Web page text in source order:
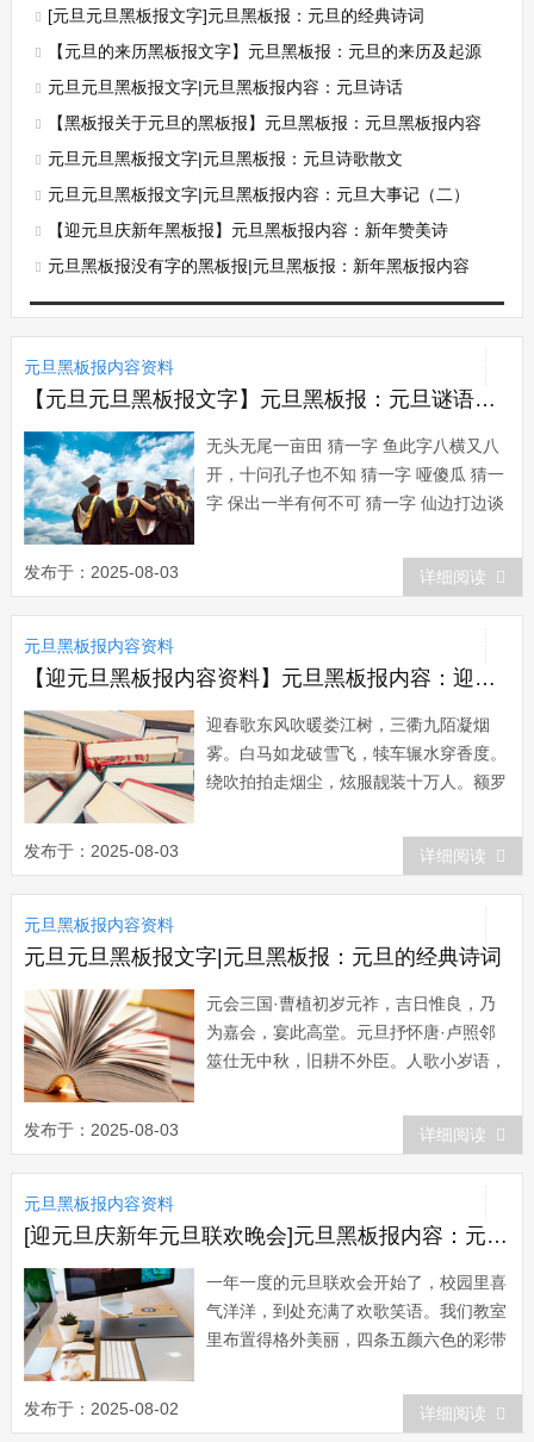
[元旦元旦黑板报文字]元旦黑板报：元旦的经典诗词
【元旦的来历黑板报文字】元旦黑板报：元旦的来历及起源
元旦元旦黑板报文字|元旦黑板报内容：元旦诗话
【黑板报关于元旦的黑板报】元旦黑板报：元旦黑板报内容
元旦元旦黑板报文字|元旦黑板报：元旦诗歌散文
元旦元旦黑板报文字|元旦黑板报内容：元旦大事记（二）
【迎元旦庆新年黑板报】元旦黑板报内容：新年赞美诗
元旦黑板报没有字的黑板报|元旦黑板报：新年黑板报内容
元旦黑板报内容资料
【元旦元旦黑板报文字】元旦黑板报：元旦谜语集锦
无头无尾一亩田 猜一字 鱼此字八横又八
开，十问孔子也不知 猜一字 哑傻瓜 猜一
字 保出一半有何不可 猜一字 仙边打边谈
第 猜一字 闽镜中人 猜一字 入元旦 猜一
字 明平均地权 猜一字 坐我没有他有，天
没有地有 猜一字 也观不见有鸟飞来 猜一
发布于：2025-08-03 详细阅读
元旦黑板报内容资料
【迎元旦黑板报内容资料】元旦黑板报内容：迎春歌
迎春歌东风吹暖娄江树，三衢九陌凝烟
雾。白马如龙破雪飞，犊车辗水穿香度。
绕吹拍拍走烟尘，炫服靓装十万人。额罗
衣如斗，前列长宫后太守。乌纱新缕汉宫
花，青奴跪进屠苏酒。采莲盘上玉作幢，
歌童毛女白双双。梨园旧乐三千部，苏州
新谱十三腔。假面胡头跳如虎，窄衫绣裤
槌大鼓。金...
发布于：2025-08-03 详细阅读
元旦黑板报内容资料
元旦元旦黑板报文字|元旦黑板报：元旦的经典诗词
元会三国·曹植初岁元祚，吉日惟良，乃
为嘉会，宴此高堂。元旦抒怀唐·卢照邻
筮仕无中秋，旧耕不外臣。人歌小岁语，
寿酒劝衰公。岁旦宋·宋伯仁居间无贺
客，早起只如常。桃板随人换，梅花隔岁
香。春风回笑语，云气十丰壤。柏酒何劳
发布于：2025-08-03 详细阅读
元旦黑板报内容资料
[迎元旦庆新年元旦联欢晚会]元旦黑板报内容：元旦联欢晚会
一年一度的元旦联欢会开始了，校园里喜
气洋洋，到处充满了欢歌笑语。我们教室
里布置得格外美丽，四条五颜六色的彩带
色大小气球，整个教室充满着送旧迎新的
节日喜庆气氛。首先，师生们相互祝贺新
发布于：2025-08-02 详细阅读